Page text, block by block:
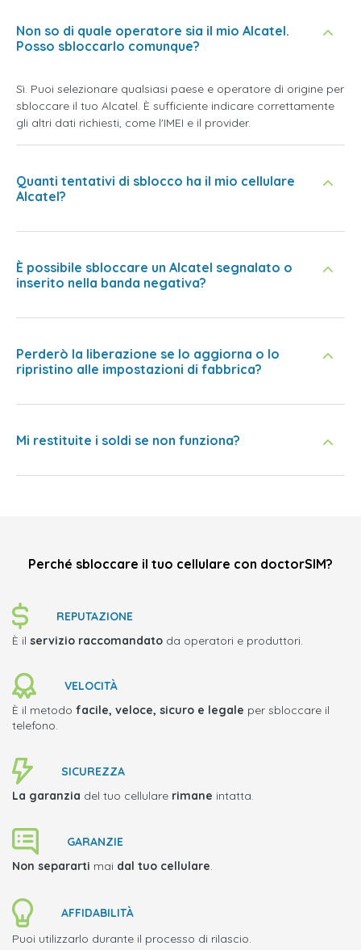
Non so di quale operatore sia il mio Alcatel.
Posso sbloccarlo comunque?
Sì. Puoi selezionare qualsiasi paese e operatore di origine per
sbloccare il tuo Alcatel. È sufficiente indicare correttamente
gli altri dati richiesti, come l'IMEI e il provider.
Quanti tentativi di sblocco ha il mio cellulare
Alcatel?
È possibile sbloccare un Alcatel segnalato o
inserito nella banda negativa?
Perderò la liberazione se lo aggiorna o lo
ripristino alle impostazioni di fabbrica?
Mi restituite i soldi se non funziona?
Perché sbloccare il tuo cellulare con doctorSIM?
REPUTAZIONE
È il servizio raccomandato da operatori e produttori.
VELOCITÀ
È il metodo facile, veloce, sicuro e legale per sbloccare il
telefono.
SICUREZZA
La garanzia del tuo cellulare rimane intatta.
GARANZIE
Non separarti mai dal tuo cellulare.
AFFIDABILITÀ
Puoi utilizzarlo durante il processo di rilascio.